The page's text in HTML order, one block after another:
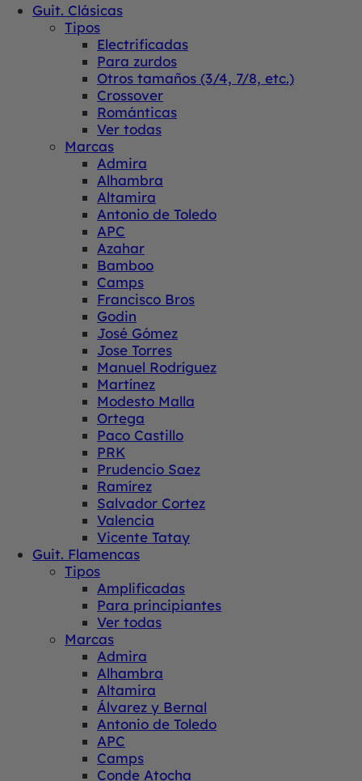
Guit. Clásicas
Tipos
Electrificadas
Para zurdos
Otros tamaños (3/4, 7/8, etc.)
Crossover
Románticas
Ver todas
Marcas
Admira
Alhambra
Altamira
Antonio de Toledo
APC
Azahar
Bamboo
Camps
Francisco Bros
Godin
José Gómez
Jose Torres
Manuel Rodríguez
Martínez
Modesto Malla
Ortega
Paco Castillo
PRK
Prudencio Saez
Ramírez
Salvador Cortez
Valencia
Vicente Tatay
Guit. Flamencas
Tipos
Amplificadas
Para principiantes
Ver todas
Marcas
Admira
Alhambra
Altamira
Álvarez y Bernal
Antonio de Toledo
APC
Camps
Conde Atocha